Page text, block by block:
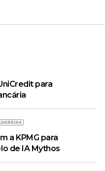
para
a KPMG para
de IA Mythos